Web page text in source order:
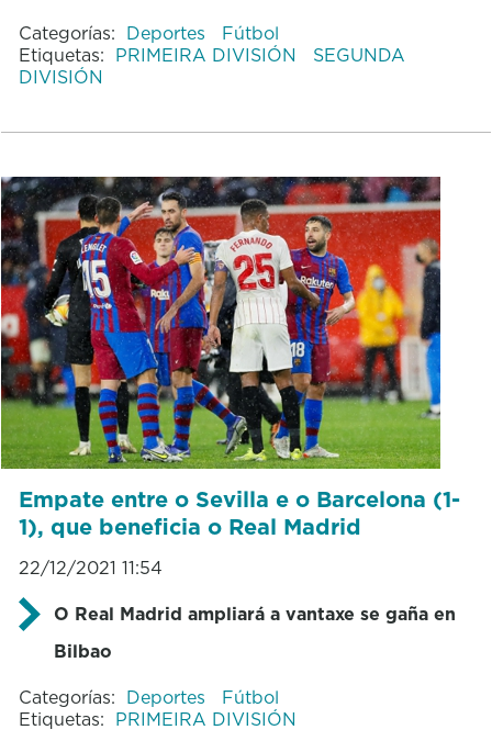
Categorías: Deportes
Fútbol
Etiquetas: PRIMEIRA DIVISIÓN
SEGUNDA
DIVISIÓN
Empate entre o Sevilla e o Barcelona (1-
1), que beneficia o Real Madrid
22/12/2021 11:54
O Real Madrid ampliará a vantaxe se gaña en
Bilbao
Categorías: Deportes
Fútbol
Etiquetas: PRIMEIRA DIVISIÓN